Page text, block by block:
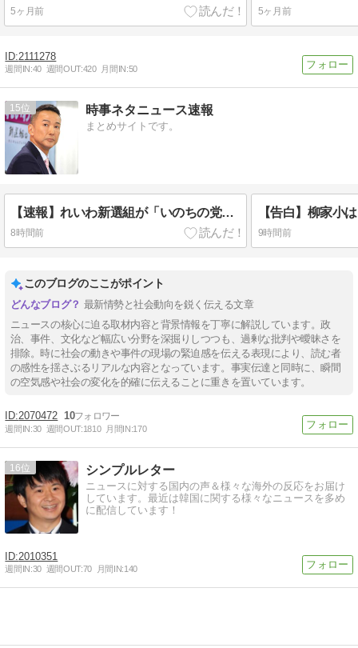
5ヶ月前 5ヶ月前
2111278
週間IN:40 週間OUT:420 月間IN:50
15 時事ネタニュース速報
まとめサイトです。
【速報】れいわ新選組が「いのちの党」に党名変更 略称は「いのち」へ
8時間前 9時間前
このブログのここがポイント
最新情勢と社会動向を鋭く伝える文章
ニュースの核心に迫る取材内容と背景情報を丁寧に解説しています。政
治、事件、文化など幅広い分野を深掘りしつつも、過剰な批判や曖昧さを
排除。時に社会の動きや事件の現場の緊迫感を伝える表現により、読む者
の感性を揺さぶるリアルな内容となっています。事実伝達と同時に、瞬間
の空気感や社会の変化を的確に伝えることに重きを置いています。
2070472 10
週間IN:30 週間OUT:1810 月間IN:170
16 シンプルレター
ニュースに対する国内の声＆様々な海外の反応をお届け
しています。最近は韓国に関する様々なニュースを多め
に配信しています！
2010351
週間IN:30 週間OUT:70 月間IN:140